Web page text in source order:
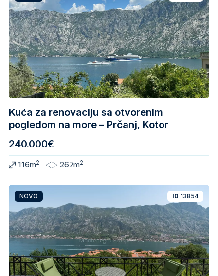
Kuća za renovaciju sa otvorenim
pogledom na more – Prčanj, Kotor
240.000€
116m2 267m2
NOVO ID 13854